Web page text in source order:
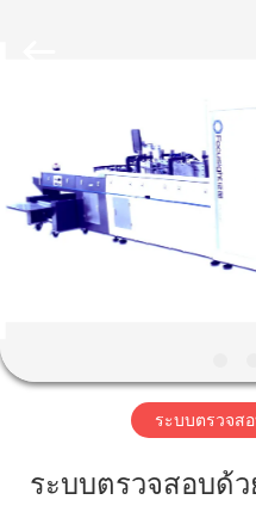
สินค้า
กับ
ระบบตรวจส
ระบบตรวจสอบด้